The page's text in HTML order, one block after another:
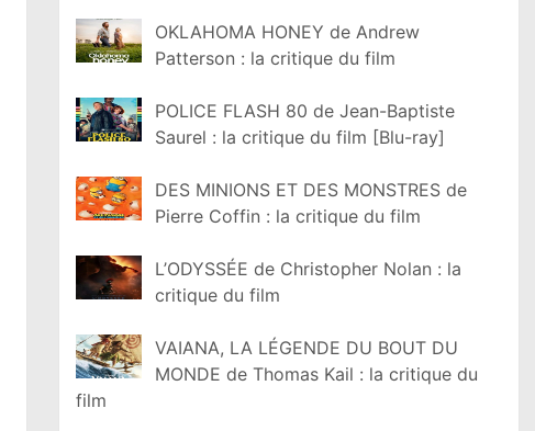
OKLAHOMA HONEY de Andrew
Patterson : la critique du film
POLICE FLASH 80 de Jean-Baptiste
Saurel : la critique du film [Blu-ray]
DES MINIONS ET DES MONSTRES de
Pierre Coffin : la critique du film
L’ODYSSÉE de Christopher Nolan : la
critique du film
VAIANA, LA LÉGENDE DU BOUT DU
MONDE de Thomas Kail : la critique du
film